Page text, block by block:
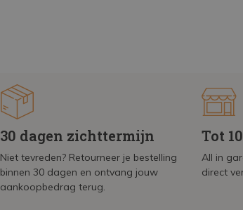
30 dagen zichttermijn
Niet tevreden? Retourneer je bestelling
binnen 30 dagen en ontvang jouw
aankoopbedrag terug.
Tot
All in
direct